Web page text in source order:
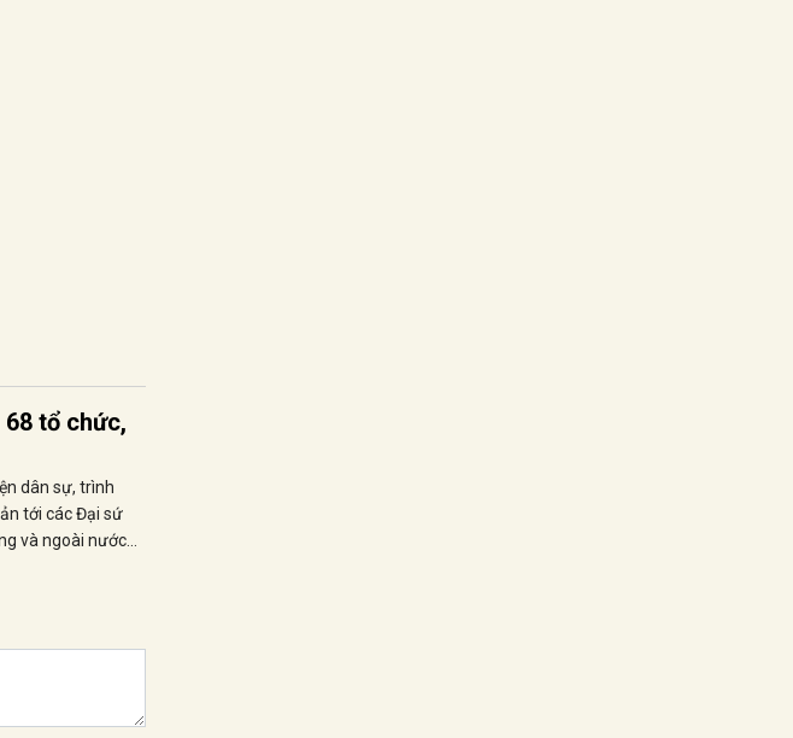
tổ chức,
dân sự, trình
tới các Đại sứ
và ngoài nước